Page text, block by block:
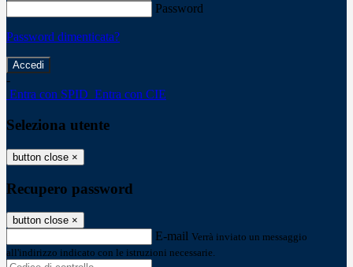
Password
Password dimenticata?
-
Entra con SPID Entra con CIE
Seleziona utente
button close ×
Recupero password
button close ×
E-mail Verrà inviato un messaggio
all'indirizzo indicato con le istruzioni necessarie.